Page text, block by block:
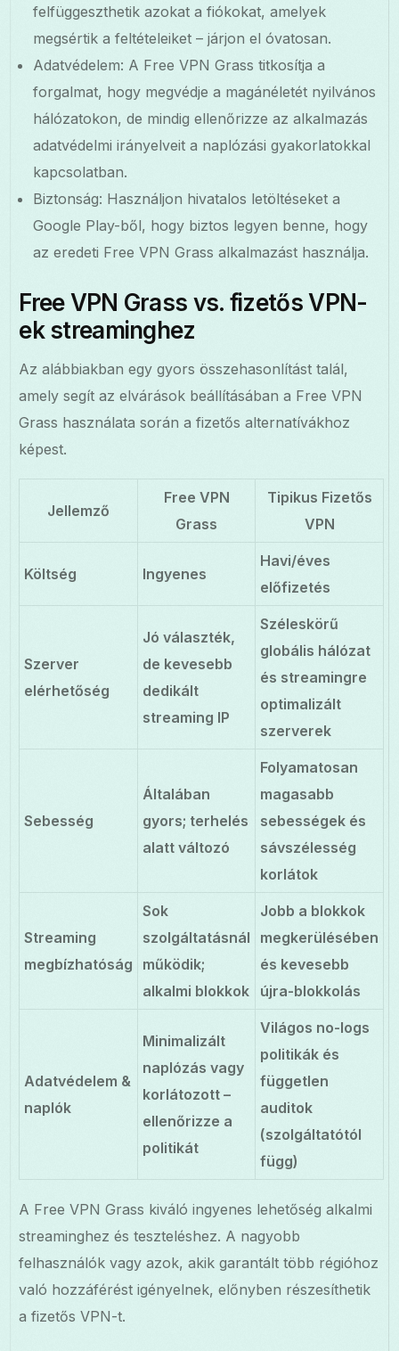
felfüggeszthetik azokat a fiókokat, amelyek
megsértik a feltételeiket – járjon el óvatosan.
Adatvédelem: A Free VPN Grass titkosítja a
forgalmat, hogy megvédje a magánéletét nyilvános
hálózatokon, de mindig ellenőrizze az alkalmazás
adatvédelmi irányelveit a naplózási gyakorlatokkal
kapcsolatban.
Biztonság: Használjon hivatalos letöltéseket a
Google Play-ből, hogy biztos legyen benne, hogy
az eredeti Free VPN Grass alkalmazást használja.
Free VPN Grass vs. fizetős VPN-
ek streaminghez
Az alábbiakban egy gyors összehasonlítást talál,
amely segít az elvárások beállításában a Free VPN
Grass használata során a fizetős alternatívákhoz
képest.
Jellemző
Free VPN
Grass
Tipikus Fizetős
VPN
Költség Ingyenes
Havi/éves
előfizetés
Szerver
elérhetőség
Jó választék,
de kevesebb
dedikált
streaming IP
Széleskörű
globális hálózat
és streamingre
optimalizált
szerverek
Sebesség
Általában
gyors; terhelés
alatt változó
Folyamatosan
magasabb
sebességek és
sávszélesség
korlátok
Streaming
megbízhatóság
Sok
szolgáltatásnál
működik;
alkalmi blokkok
Jobb a blokkok
megkerülésében
és kevesebb
újra-blokkolás
Adatvédelem &
naplók
Minimalizált
naplózás vagy
korlátozott –
ellenőrizze a
politikát
Világos no-logs
politikák és
független
auditok
(szolgáltatótól
függ)
A Free VPN Grass kiváló ingyenes lehetőség alkalmi
streaminghez és teszteléshez. A nagyobb
felhasználók vagy azok, akik garantált több régióhoz
való hozzáférést igényelnek, előnyben részesíthetik
a fizetős VPN-t.